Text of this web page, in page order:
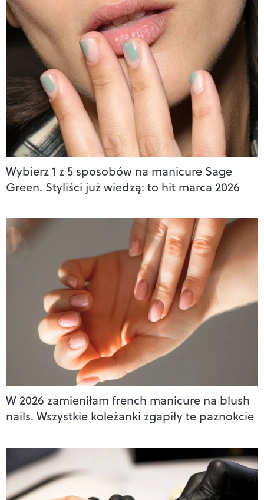
Wybierz 1 z 5 sposobów na manicure Sage
Green. Styliści już wiedzą: to hit marca 2026
W 2026 zamieniłam french manicure na blush
nails. Wszystkie koleżanki zgapiły te paznokcie